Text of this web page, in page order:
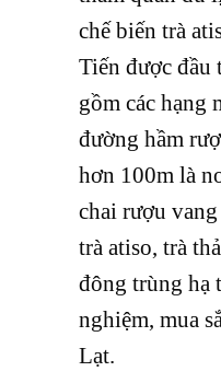
chế biến trà
Tiến được đầu
gồm các hạng
đường hầm
hơn 100m là
chai rượu
trà atiso, trà
đông trùng hạ
nghiệm, mua
Lạt.